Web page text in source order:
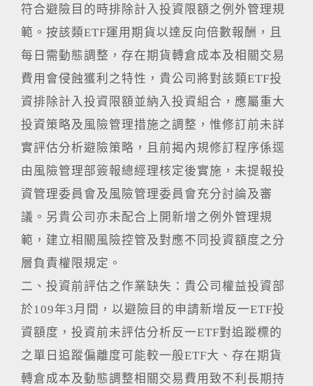
符合避險目的時排除計入投資限額之例外管理規
範。按該類ETF運用期貨以達反向倍數報酬，且
每日需動態調整，存在期貨轉倉成本及相關交易
費用會侵蝕獲利之特性，貴公司將對該類ETF投
資排除計入投資限額並納入投資組合，應屬重大
投資策略及風險管理措施之調整，惟修訂前未詳
實評估分析避險策略，且前揭內規修訂程序係逕
由風險管理部簽報總經理核定後實施，未提報投
資管理委員會及風險管理委員會充分討論及審
議。另貴公司亦未配合上開新增之例外管理規
範，建立相關風險控管及對應不同投資額度之分
層負責權限規定。
二、投資前評估之作業缺失：貴公司權益投資部
於109年3月間，以避險目的申請新增反一ETF投
資額度，投資前未評估分析反一ETF對追蹤標的
之單日追蹤偏離度可能較一般ETF大、存在期貨
轉倉成本及動態調整相關交易費用致不利長期持